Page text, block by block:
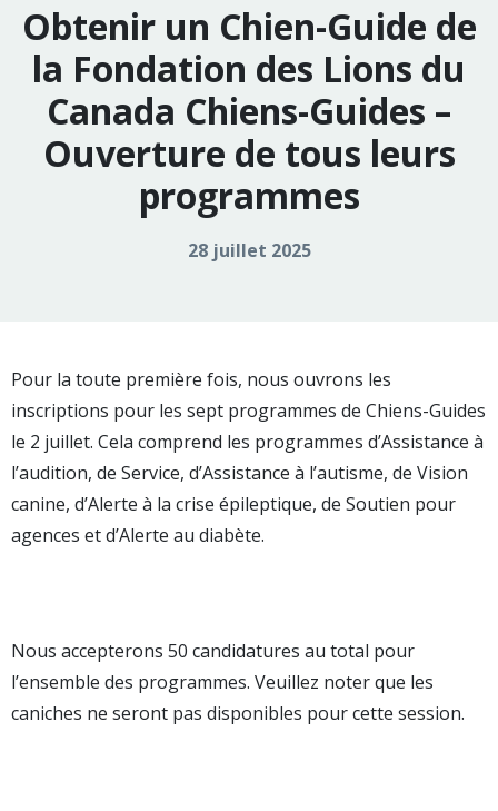
Obtenir un Chien-Guide de
la Fondation des Lions du
Canada Chiens-Guides –
Ouverture de tous leurs
programmes
28 juillet 2025
Pour la toute première fois, nous ouvrons les
inscriptions pour les sept programmes de Chiens-Guides
le 2 juillet. Cela comprend les programmes d’Assistance à
l’audition, de Service, d’Assistance à l’autisme, de Vision
canine, d’Alerte à la crise épileptique, de Soutien pour
agences et d’Alerte au diabète.
Nous accepterons 50 candidatures au total pour
l’ensemble des programmes. Veuillez noter que les
caniches ne seront pas disponibles pour cette session.